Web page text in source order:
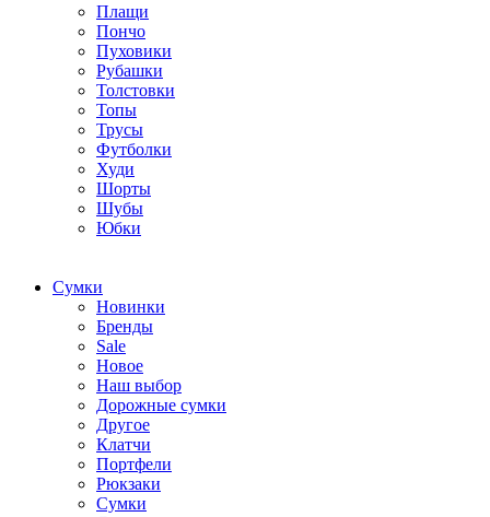
Плащи
Пончо
Пуховики
Рубашки
Толстовки
Топы
Трусы
Футболки
Худи
Шорты
Шубы
Юбки
Cумки
Новинки
Бренды
Sale
Новое
Наш выбор
Дорожные сумки
Другое
Клатчи
Портфели
Рюкзаки
Сумки